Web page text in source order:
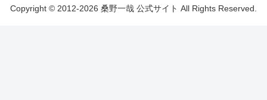
Copyright © 2012-2026 桑野一哉 公式サイト All Rights Reserved.